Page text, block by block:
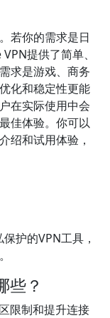
若你的需求是日
提供了简单、
求是游戏、商务
化和稳定性更能
在实际使用中会
佳体验。你可以
绍和试用体验，
护的VPN工具，
些？
限制和提升连接